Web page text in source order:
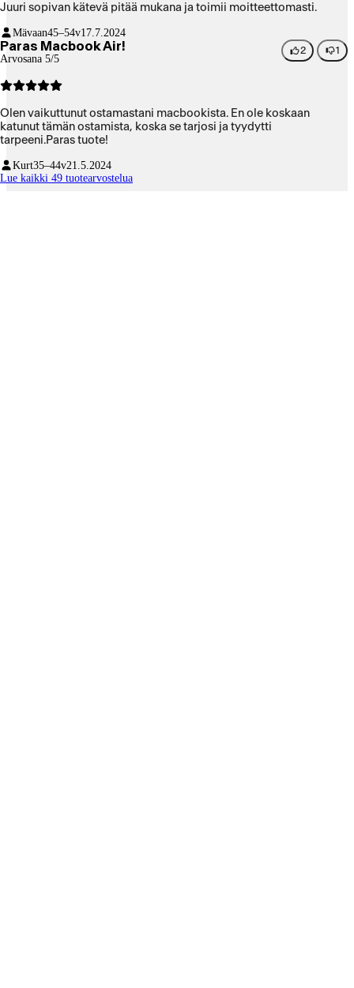
Juuri sopivan kätevä pitää mukana ja toimii moitteettomasti.
Mävaan45–54v17.7.2024
Paras Macbook Air!
Arvosana 5/5
2 1
Olen vaikuttunut ostamastani macbookista. En ole koskaan
katunut tämän ostamista, koska se tarjosi ja tyydytti
tarpeeni.Paras tuote!
Kurt35–44v21.5.2024
Lue kaikki 49 tuotearvostelua